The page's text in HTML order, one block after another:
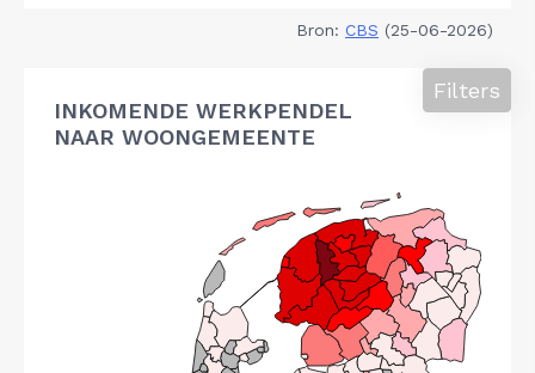
Bron: CBS (25-06-2026)
INKOMENDE WERKPENDEL
NAAR WOONGEMEENTE
Filters